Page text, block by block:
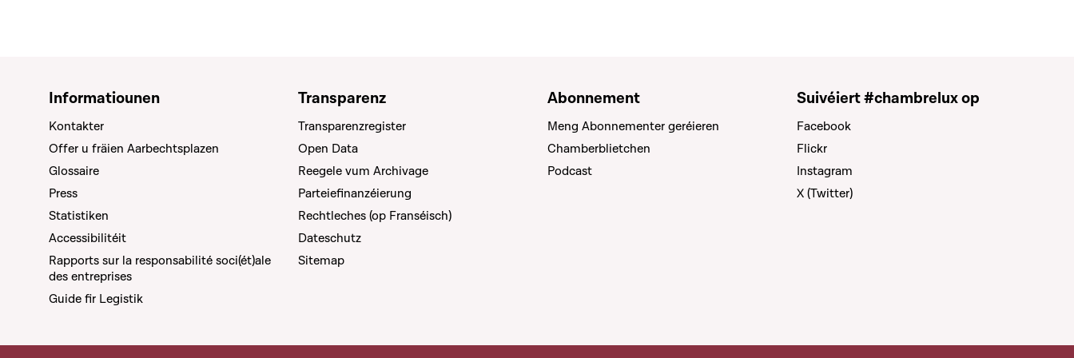
Informatiounen
Kontakter
Offer u fräien Aarbechtsplazen
Glossaire
Press
Statistiken
Accessibilitéit
Rapports sur la responsabilité soci(ét)ale
des entreprises
Guide fir Legistik
Transparenz
Transparenzregister
Open Data
Reegele vum Archivage
Parteiefinanzéierung
Rechtleches (op Franséisch)
Dateschutz
Sitemap
Abonnement
Meng Abonnementer geréieren
Chamberblietchen
Podcast
Suivéiert #chambrelux op
Facebook
Flickr
Instagram
X (Twitter)